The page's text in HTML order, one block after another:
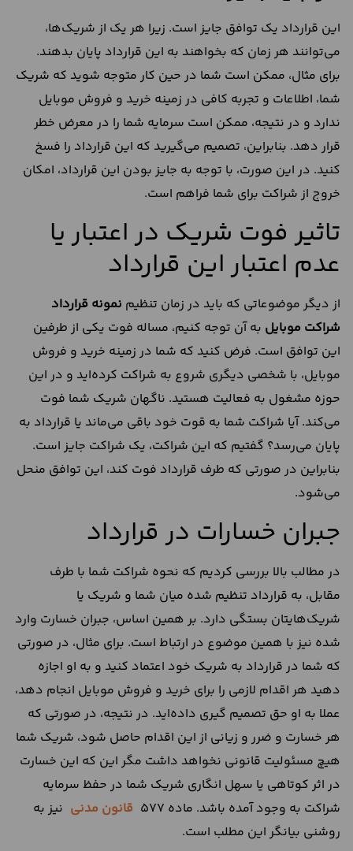
این قرارداد یک توافق جایز است. زیرا هر یک از شریک‌ها،
می‌توانند هر زمان که بخواهند به این قرارداد پایان بدهند.
برای مثال، ممکن است شما در حین کار متوجه شوید که شریک
شما، اطلاعات و تجربه کافی در زمینه خرید و فروش موبایل
ندارد و در نتیجه، ممکن است سرمایه شما را در معرض خطر
قرار دهد. بنابراین، تصمیم می‌گیرید که این قرارداد را فسخ
کنید. در این صورت، با توجه به جایز بودن این قرارداد، امکان
خروج از شراکت برای شما فراهم است.
تاثیر فوت شریک در اعتبار یا
عدم اعتبار این قرارداد
از دیگر موضوعاتی که باید در زمان تنظیم نمونه قرارداد
شراکت موبایل به آن توجه کنیم، مساله فوت یکی از طرفین
این توافق است. فرض کنید که شما در زمینه خرید و فروش
موبایل، با شخصی دیگری شروع به شراکت کرده‌اید و در این
حوزه مشغول به فعالیت هستید. ناگهان شریک شما فوت
می‌کند. آیا شراکت شما به قوت خود باقی می‌ماند یا قرارداد به
پایان می‌رسد؟ گفتیم که این شراکت، یک شراکت جایز است.
بنابراین در صورتی که طرف قرارداد فوت کند، این توافق منحل
می‌شود.
جبران خسارات در قرارداد
در مطالب بالا بررسی کردیم که نحوه شراکت شما با طرف
مقابل، به قرارداد تنظیم شده میان شما و شریک یا
شریک‌هایتان بستگی دارد. بر همین اساس، جبران خسارت وارد
شده نیز با همین موضوع در ارتباط است. برای مثال، در صورتی
که شما در قرارداد به شریک خود اعتماد کنید و به او اجازه
دهید هر اقدام لازمی را برای خرید و فروش موبایل انجام دهد،
عملا به او حق تصمیم گیری داده‌اید. در نتیجه، در صورتی که
هر خسارت و ضرر و زیانی از این اقدام حاصل شود، شریک شما
هیچ مسئولیت قانونی نخواهد داشت مگر این که این خسارت
در اثر کوتاهی یا سهل انگاری شریک شما در حفظ سرمایه
شراکت به وجود آمده باشد. ماده 577
قانون مدنی نیز به
روشنی بیانگر این مطلب است.